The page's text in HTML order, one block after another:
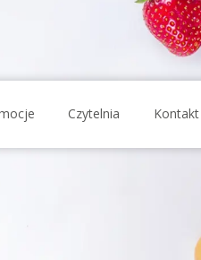
Czytelnia Kontakt